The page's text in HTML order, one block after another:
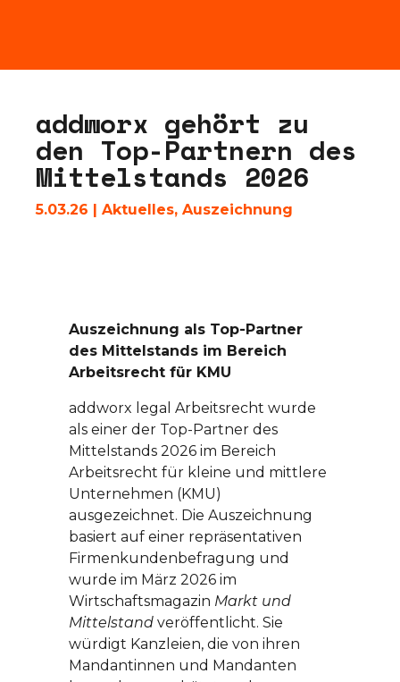
addworx gehört zu
den Top-Partnern des
Mittelstands 2026
5.03.26 | Aktuelles, Auszeichnung
Auszeichnung als Top-Partner
des Mittelstands im Bereich
Arbeitsrecht für KMU
addworx legal Arbeitsrecht wurde
als einer der Top-Partner des
Mittelstands 2026 im Bereich
Arbeitsrecht für kleine und mittlere
Unternehmen (KMU)
ausgezeichnet. Die Auszeichnung
basiert auf einer repräsentativen
Firmenkundenbefragung und
wurde im März 2026 im
Wirtschaftsmagazin Markt und
Mittelstandveröffentlicht. Sie
würdigt Kanzleien, die von ihren
Mandantinnen und Mandanten